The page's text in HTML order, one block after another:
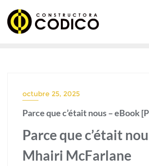
contenido
octubre 25, 2025
Parce que c’était nous – eBook
Parce que c’était
Mhairi McFarlane